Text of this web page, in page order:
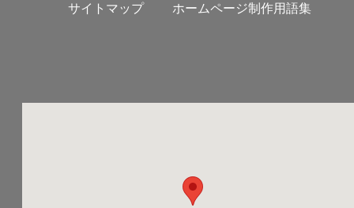
サイトマップ ホームページ制作用語集